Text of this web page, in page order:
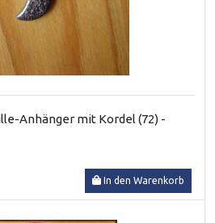
Anhänger mit Kordel (72) -
In den Warenkorb